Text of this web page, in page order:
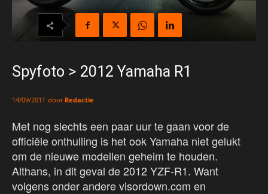
Spyfoto > 2012 Yamaha R1
14/09/2011 door Redactie
Met nog slechts een paar uur te gaan voor de
officiële onthulling is het ook Yamaha niet gelukt
om de nieuwe modellen geheim te houden.
Althans, in dit geval de 2012 YZF-R1. Want
volgens onder andere visordown.com en